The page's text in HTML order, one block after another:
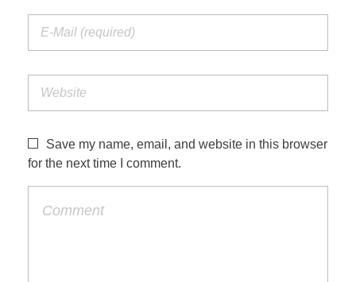
Save my name, email, and website in this browser
for the next time I comment.